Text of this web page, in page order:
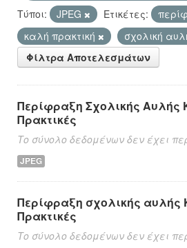
Τύποι:
JPEG Ετικέτες:
καλή πρακτική
σχολική
Φίλτρα Αποτελεσμάτων
Περίφραξη Σχολικής Αυλής
Πρακτικές
Το σύνολο δεδομένων δεν έχει
JPEG
Περίφραξη σχολικής αυλής
Πρακτικές
Το σύνολο δεδομένων δεν έχει